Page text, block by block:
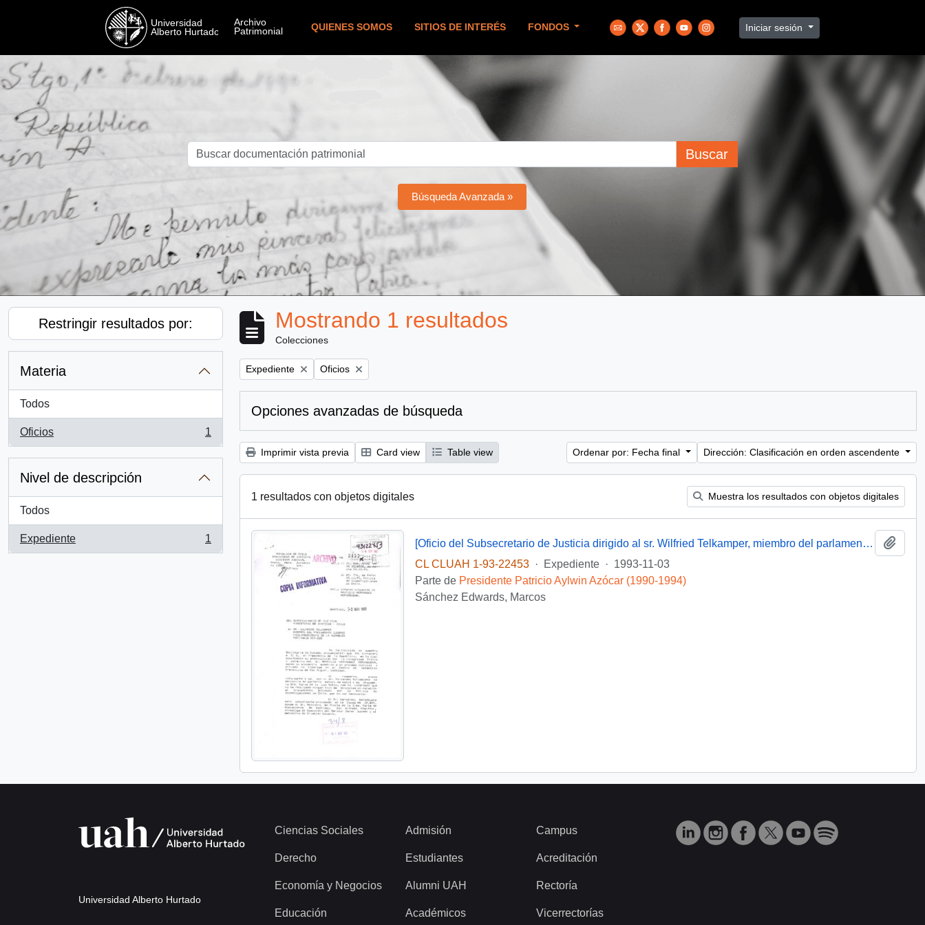
QUIENES SOMOS SITIOS DE INTERÉS FONDOS Iniciar sesión
Buscar
Búsqueda Avanzada »
Restringir resultados por:
Materia
Todos
Oficios
, 1 resultados
1
Nivel de descripción
Todos
Expediente
, 1 resultados
1
Mostrando 1 resultados
Colecciones
Remove filter:
Expediente Remove filter:
Oficios
Opciones avanzadas de búsqueda
Imprimir vista previa Card view Table view Ordenar por: Fecha final Dirección: Clasificación en orden ascendente
1 resultados con objetos digitales Muestra los resultados con objetos digitales
[Oficio del Subsecretario de Justicia dirigido al sr. Wilfried Telkamper, miembro del parlamento europeo]
CL CLUAH 1-93-22453
· Expediente · 1993-11-03
Parte de Presidente Patricio Aylwin Azócar (1990-1994)
Sánchez Edwards, Marcos
Universidad Alberto Hurtado
Ciencias Sociales
Derecho
Economía y Negocios
Educación
Admisión
Estudiantes
Alumni UAH
Académicos
Campus
Acreditación
Rectoría
Vicerrectorías